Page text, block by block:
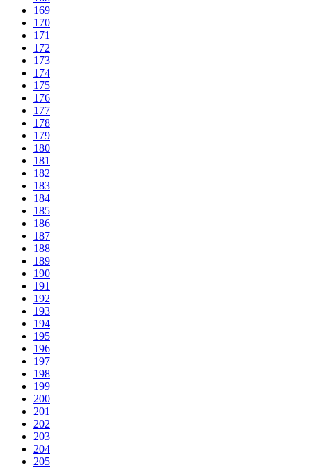
169
170
171
172
173
174
175
176
177
178
179
180
181
182
183
184
185
186
187
188
189
190
191
192
193
194
195
196
197
198
199
200
201
202
203
204
205